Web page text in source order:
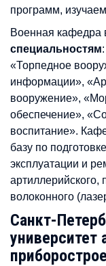
программ,
Военная кафедра
специальностям
«Торпедное
информации»,
вооружение»,
обеспечение»,
воспитание».
базу по
эксплуатации и
артиллерийского,
волоконного
Санкт-
университет